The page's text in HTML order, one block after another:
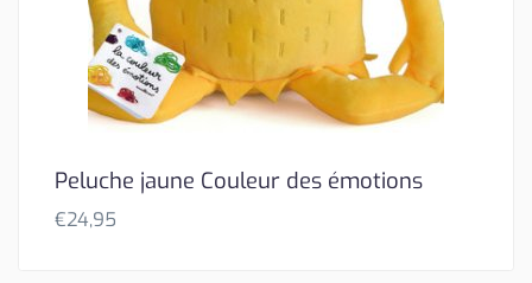
Peluche jaune Couleur des émotions
€24,95